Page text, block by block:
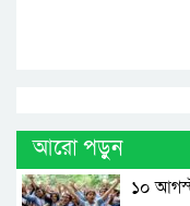
আরো পড়ুন
১০